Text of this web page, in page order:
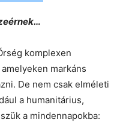
komplexen
markáns
De nem csak elméleti
a humanitárius,
a mindennapokba: